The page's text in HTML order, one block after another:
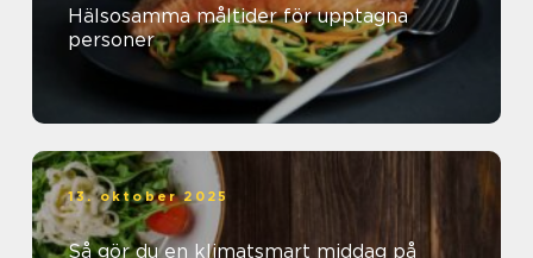
Hälsosamma måltider för upptagna
personer
13. oktober 2025
Så gör du en klimatsmart middag på